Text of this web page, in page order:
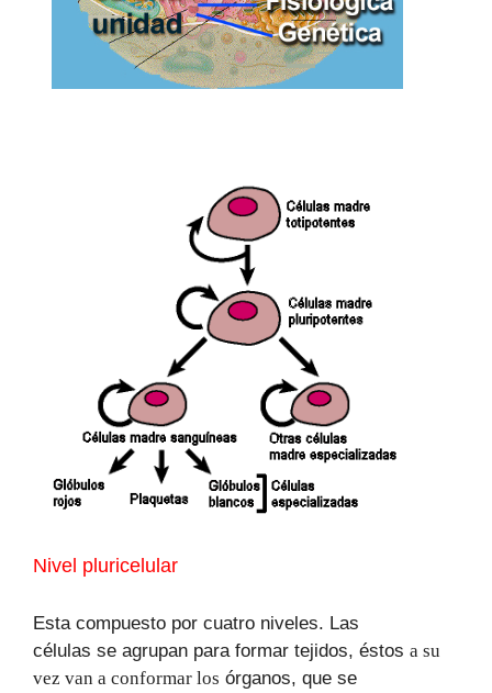
Nivel pluricelular
Esta compuesto por cuatro niveles. Las
células se agrupan para formar tejidos, éstos a su
vez van a conformar los órganos, que se